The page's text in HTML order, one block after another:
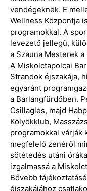
vendégeknek. E
Wellness Központja
programokkal. A
levezető jellegű,
a Szauna Mesterek
A Miskolctapolcai
Strandok éjszakája,
egyaránt
a Barlangfürdőben.
Csillagles, majd
Kölyökklub,
programokkal várják
megfelelő zenéről
sötétedés utáni
izgalmassá a
Bővebb
éjszakájához